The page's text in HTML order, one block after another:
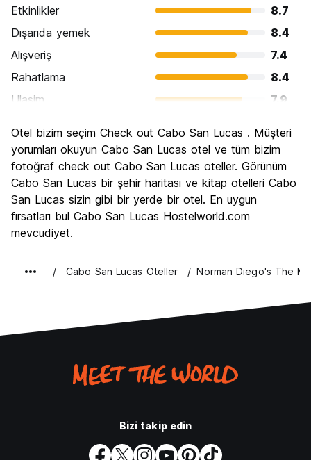
Etkinlikler
8.7
Dışarıda yemek
8.4
Alışveriş
7.4
Rahatlama
8.4
Ulasim
7.9
Kültür
6.1
Gece hayatı
8.9
Ekonomik
7.0
Otel bizim seçim Check out Cabo San Lucas . Müşteri
yorumları okuyun Cabo San Lucas otel ve tüm bizim
fotoğraf check out Cabo San Lucas oteller. Görünüm
Cabo San Lucas bir şehir haritası ve kitap otelleri Cabo
San Lucas sizin gibi bir yerde bir otel. En uygun
fırsatları bul Cabo San Lucas Hostelworld.com
mevcudiyet.
Cabo San Lucas Oteller Norman Diego's The
Bizi takip edin